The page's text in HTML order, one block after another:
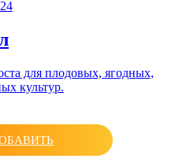
для плодовых, ягодных,
культур.